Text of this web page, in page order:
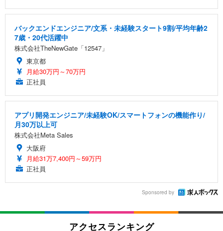
バックエンドエンジニア/文系・未経験スタート9割/平均年齢2
7歳・20代活躍中
株式会社TheNewGate「12547」
東京都
月給30万円～70万円
正社員
アプリ開発エンジニア/未経験OK/スマートフォンの機能作り/
月30万以上可
株式会社Meta Sales
大阪府
月給31万7,400円～59万円
正社員
Sponsored by
アクセスランキング